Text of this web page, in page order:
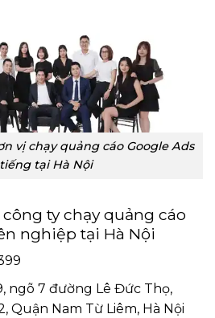
vị chạy quảng cáo Google Ads
tại Hà Nội
công ty chạy quảng cáo
nghiệp tại Hà Nội
ngõ 7 đường Lê Đức Thọ,
Quận Nam Từ Liêm, Hà Nội